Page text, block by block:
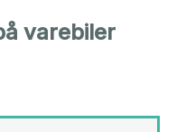
varebiler